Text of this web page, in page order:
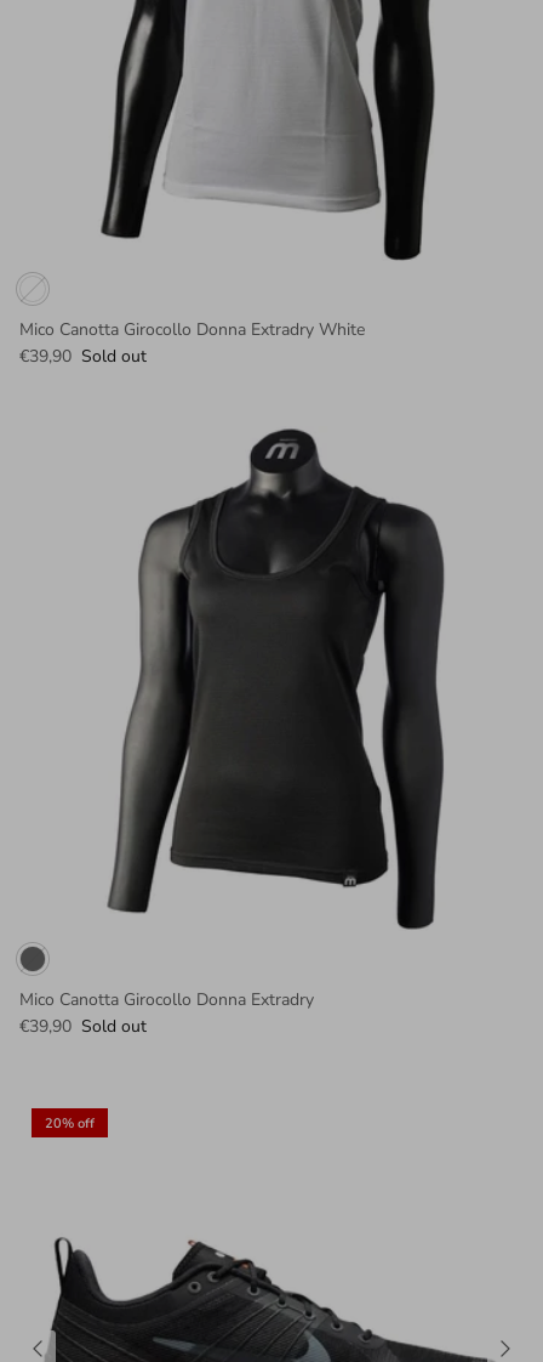
Mico Canotta Girocollo Donna Extradry White
€39,90 Sold out
Mico Canotta Girocollo Donna Extradry
€39,90 Sold out
20% off